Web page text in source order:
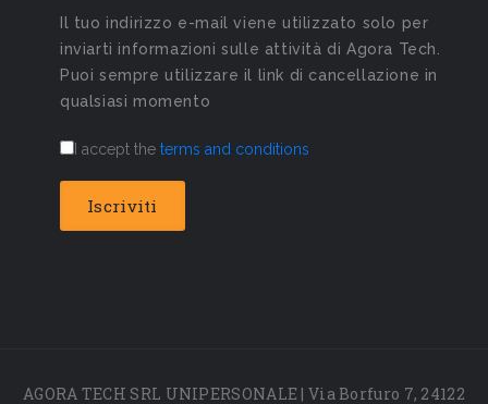
Il tuo indirizzo e-mail viene utilizzato solo per
inviarti informazioni sulle attività di Agora Tech.
Puoi sempre utilizzare il link di cancellazione in
qualsiasi momento
I accept the terms and conditions
AGORA TECH SRL UNIPERSONALE | Via Borfuro 7, 24122